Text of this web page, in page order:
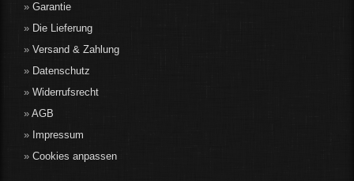
Garantie
Die Lieferung
Versand & Zahlung
Datenschutz
Widerrufsrecht
AGB
Impressum
Cookies anpassen